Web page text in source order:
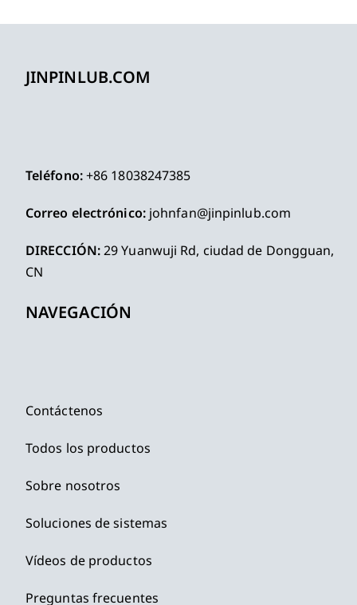
JINPINLUB.COM
Teléfono:+86 18038247385
Correo electrónico: johnfan@jinpinlub.com
DIRECCIÓN:29 Yuanwuji Rd, ciudad de Dongguan,
CN
NAVEGACIÓN
Contáctenos
Todos los productos
Sobre nosotros
Soluciones de sistemas
Vídeos de productos
Preguntas frecuentes